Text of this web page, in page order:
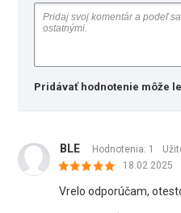
Pridávať hodnotenie môže
BLE Hodnotenia: 1
18.02.2025
Vrelo odporúčam,